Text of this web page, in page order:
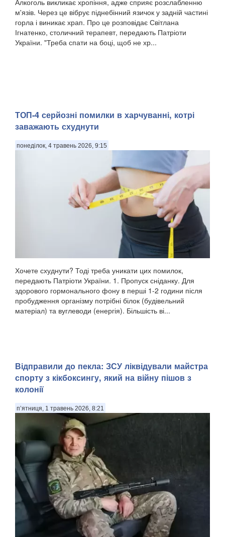
Алкоголь викликає хропіння, адже сприяє розслабленню
м'язів. Через це вібрує піднебінний язичок у задній частині
горла і виникає храп. Про це розповідає Світлана
Ігнатенко, столичний терапевт, передають Патріоти
України. "Треба спати на боці, щоб не хр...
ТОП-4 серйозні помилки в харчуванні, котрі
заважають схуднути
понеділок, 4 травень 2026, 9:15
Хочете схуднути? Тоді треба уникати цих помилок,
передають Патріоти України. 1. Пропуск сніданку. Для
здорового гормонального фону в перші 1-2 години після
пробудження організму потрібні білок (будівельний
матеріал) та вуглеводи (енергія). Більшість ві...
Відправили до пекла: ЗСУ ліквідували майстра
спорту з кікбоксингу, який на війну пішов з
колонії
п’ятниця, 1 травень 2026, 8:21